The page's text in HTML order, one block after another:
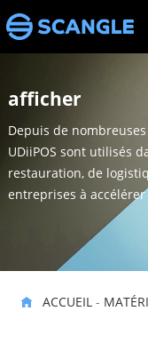
Accueil
POS
l’industrie
propos
soutien
afficher
Depuis de
UDiiPOS sont utilisés
restauration, de
entreprises à
opérations des
ACCUEIL -